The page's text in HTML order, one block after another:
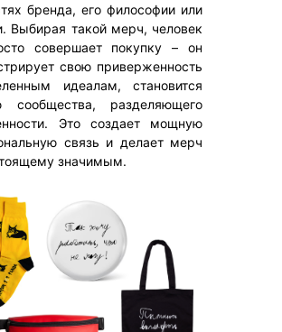
бренда, его философии или
Выбирая такой мерч, человек
совершает покупку – он
свою приверженность
идеалам, становится
сообщества, разделяющего
Это создает мощную
связь и делает мерч
значимым.